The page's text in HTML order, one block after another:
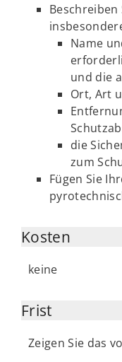
Name
und die
Ort, Art
die
zum
Fügen Sie
Kosten
keine
Frist
Zeigen Sie das